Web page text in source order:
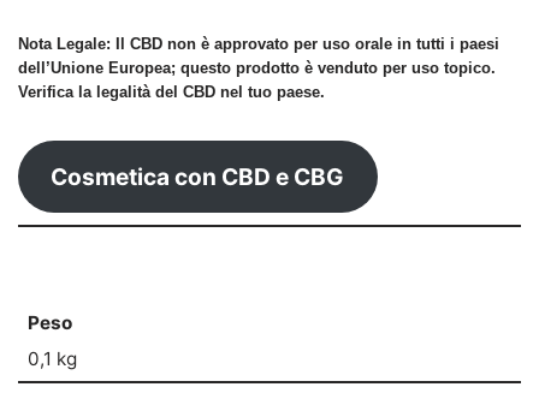
Nota Legale: Il CBD non è approvato per uso orale in tutti i paesi
dell’Unione Europea; questo prodotto è venduto per uso topico.
Verifica la legalità del CBD nel tuo paese.
Cosmetica con CBD e CBG
Peso
0,1 kg